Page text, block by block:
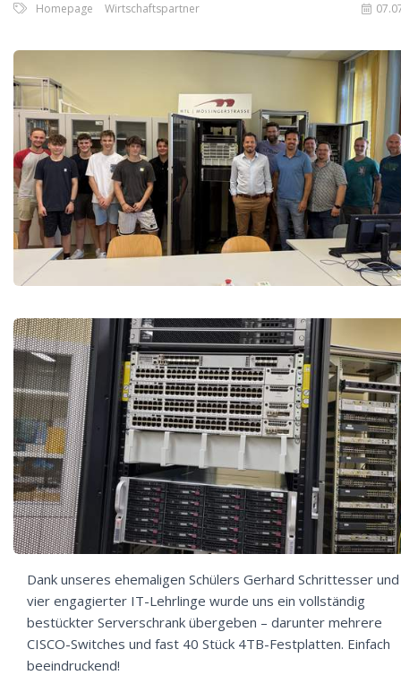
Homepage Wirtschaftspartner
Dank unseres ehemaligen Schülers Gerhard Schrittesser und
vier engagierter IT-Lehrlinge wurde uns ein vollständig
bestückter Serverschrank übergeben – darunter mehrere
CISCO-Switches und fast 40 Stück 4TB-Festplatten. Einfach
beeindruckend!